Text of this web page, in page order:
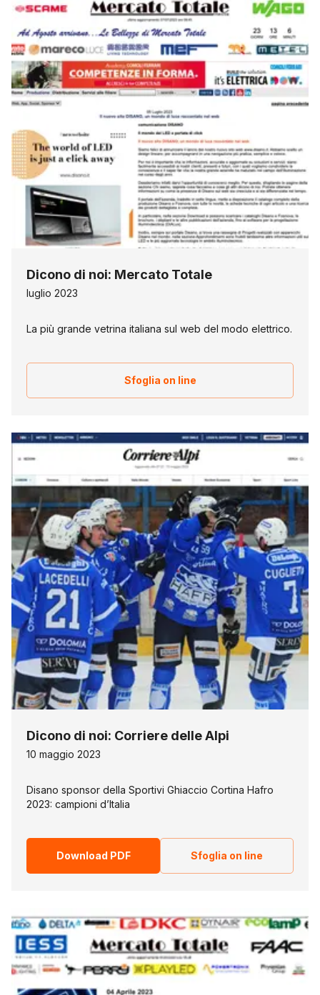
Dicono di noi: Mercato Totale
luglio 2023
La più grande vetrina italiana sul web del modo elettrico.
Sfoglia on line
Dicono di noi: Corriere delle Alpi
10 maggio 2023
Disano sponsor della Sportivi Ghiaccio Cortina Hafro
2023: campioni d’Italia
Download PDF Sfoglia on line